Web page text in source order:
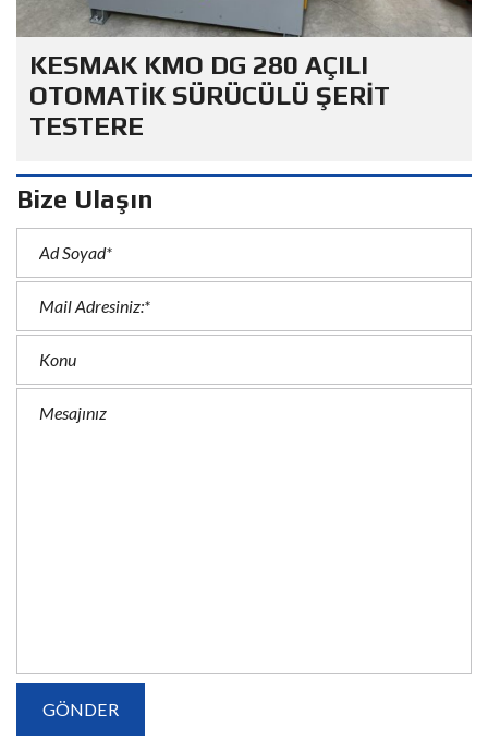
KESMAK KMO DG 280 AÇILI
OTOMATİK SÜRÜCÜLÜ ŞERİT
TESTERE
Bize Ulaşın